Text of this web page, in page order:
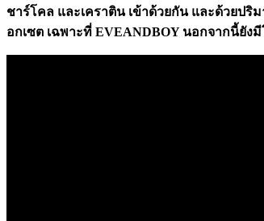
ชาร์โคล และเคราติน เข้าด้วยกัน และด้วยปริ
อกเซต เฉพาะที่ EVEANDBOY นอกจากนี้ยัง